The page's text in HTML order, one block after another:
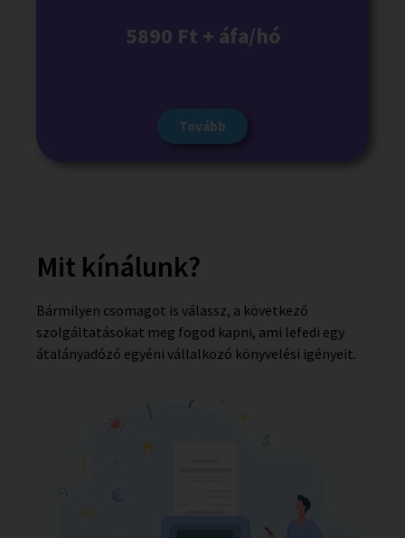
5890 Ft + áfa/hó
Tovább
Mit kínálunk?​
Bármilyen csomagot is válassz, a következő
szolgáltatásokat meg fogod kapni, ami lefedi egy
átalányadózó egyéni vállalkozó könyvelési igényeit.